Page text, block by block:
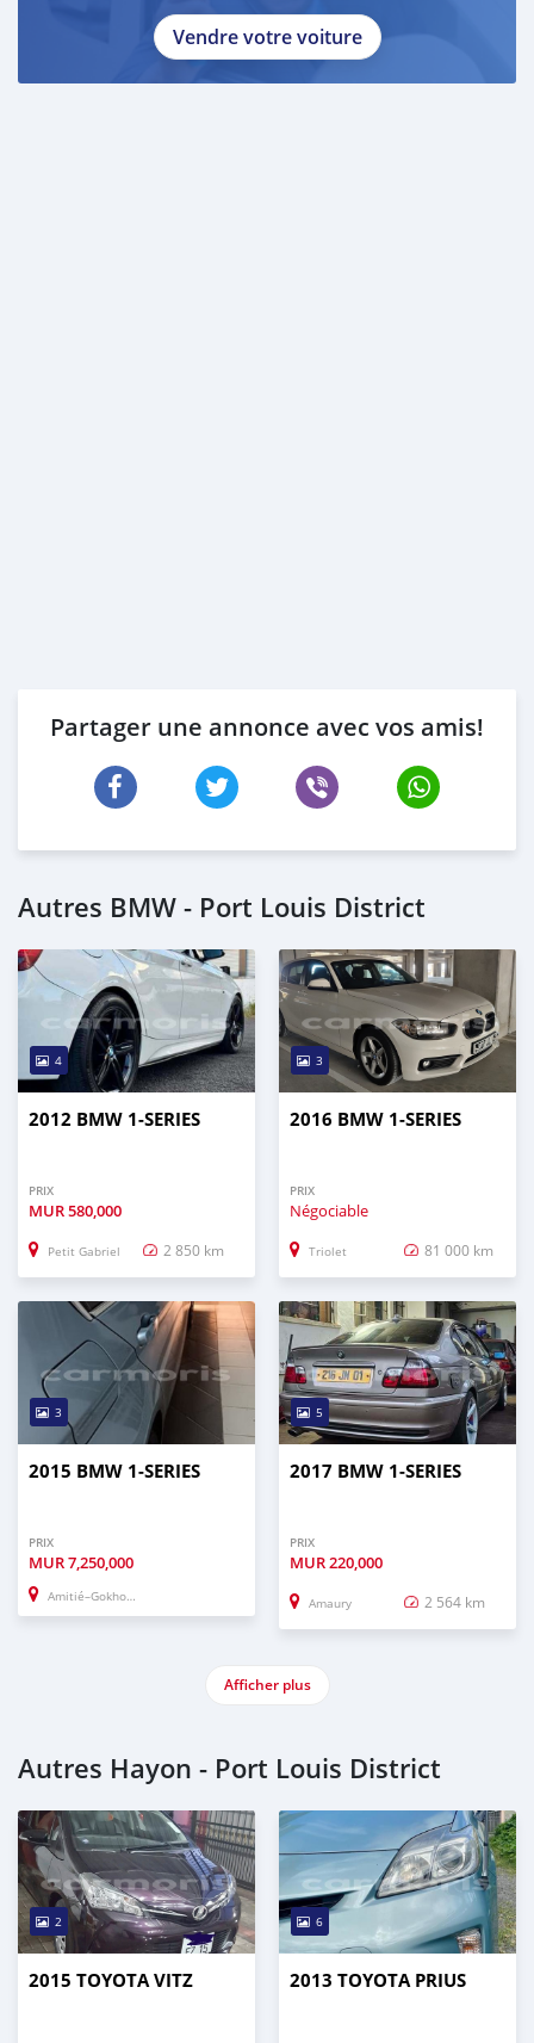
Vendre votre voiture
Partager une annonce avec vos amis!
Autres BMW - Port Louis District
4
2012 BMW 1-SERIES
PRIX
MUR580,000
Petit Gabriel 2 850 km
3
2016 BMW 1-SERIES
PRIX
Négociable
Triolet 81 000 km
3
2015 BMW 1-SERIES
PRIX
MUR7,250,000
Amitié–Gokhoola
5
2017 BMW 1-SERIES
PRIX
MUR220,000
Amaury 2 564 km
Afficher plus
Autres Hayon - Port Louis District
2
2015 TOYOTA VITZ
6
2013 TOYOTA PRIUS